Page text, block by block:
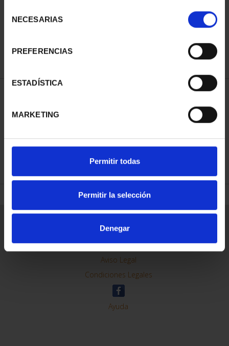
NECESARIAS
PREFERENCIAS
ESTADÍSTICA
MARKETING
Permitir todas
Permitir la selección
Denegar
73,00 €
REFINAR
Contacto
Preguntas Frequentes (FAQs)
Aviso Legal
Condiciones Legales
Ayuda